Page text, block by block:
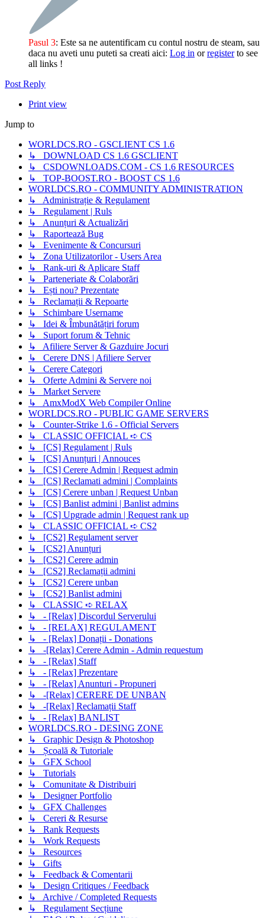
Pasul 3: Este sa ne autentificam cu contul nostru de steam, sau
daca nu aveti unu puteti sa creati aici: Log in orregisterto see
all links !
Post Reply
Print view
Jump to
WORLDCS.RO - GSCLIENT CS 1.6
↳ DOWNLOAD CS 1.6 GSCLIENT
↳ CSDOWNLOADS.COM - CS 1.6 RESOURCES
↳ TOP-BOOST.RO - BOOST CS 1.6
WORLDCS.RO - COMMUNITY ADMINISTRATION
↳ Administrație & Regulament
↳ Regulament | Ruls
↳ Anunțuri & Actualizări
↳ Raportează Bug
↳ Evenimente & Concursuri
↳ Zona Utilizatorilor - Users Area
↳ Rank-uri & Aplicare Staff
↳ Parteneriate & Colaborări
↳ Ești nou? Prezentate
↳ Reclamații & Repoarte
↳ Schimbare Username
↳ Idei & Îmbunătățiri forum
↳ Suport forum & Tehnic
↳ Afiliere Server & Gazduire Jocuri
↳ Cerere DNS | Afiliere Server
↳ Cerere Categori
↳ Oferte Admini & Servere noi
↳ Market Servere
↳ AmxModX Web Compiler Online
WORLDCS.RO - PUBLIC GAME SERVERS
↳ Counter-Strike 1.6 - Official Servers
↳ CLASSIC OFFICIAL ➪ CS
↳ [CS] Regulament | Ruls
↳ [CS] Anunțuri | Annouces
↳ [CS] Cerere Admin | Request admin
↳ [CS] Reclamati admini | Complaints
↳ [CS] Cerere unban | Request Unban
↳ [CS] Banlist admini | Banlist admins
↳ [CS] Upgrade admin | Request rank up
↳ CLASSIC OFFICIAL ➪ CS2
↳ [CS2] Regulament server
↳ [CS2] Anunțuri
↳ [CS2] Cerere admin
↳ [CS2] Reclamații admini
↳ [CS2] Cerere unban
↳ [CS2] Banlist admini
↳ CLASSIC ➪ RELAX
↳ - [Relax] Discordul Serverului
↳ - [RELAX] REGULAMENT
↳ - [Relax] Donații - Donations
↳ -[Relax] Cerere Admin - Admin requestum
↳ - [Relax] Staff
↳ - [Relax] Prezentare
↳ - [Relax] Anunturi - Propuneri
↳ -[Relax] CERERE DE UNBAN
↳ -[Relax] Reclamații Staff
↳ - [Relax] BANLIST
WORLDCS.RO - DESING ZONE
↳ Graphic Design & Photoshop
↳ Școală & Tutoriale
↳ GFX School
↳ Tutorials
↳ Comunitate & Distribuiri
↳ Designer Portfolio
↳ GFX Challenges
↳ Cereri & Resurse
↳ Rank Requests
↳ Work Requests
↳ Resources
↳ Gifts
↳ Feedback & Comentarii
↳ Design Critiques / Feedback
↳ Archive / Completed Requests
↳ Regulament Secțiune